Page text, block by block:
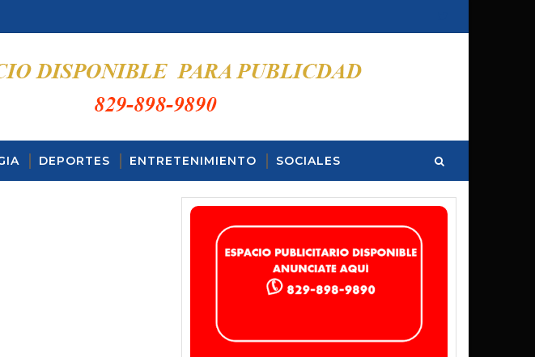
DEPORTES ENTRETENIMIENTO SOCIALES